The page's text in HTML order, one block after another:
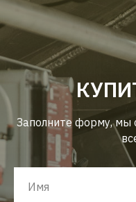
Заполните форму, мы